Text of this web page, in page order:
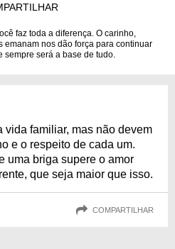
faz toda a diferença. O carinho,
emanam nos dão força para continuar
sempre será a base de tudo.
vida familiar, mas não devem
e o respeito de cada um.
uma briga supere o amor
que seja maior que isso.
COMPARTILHAR